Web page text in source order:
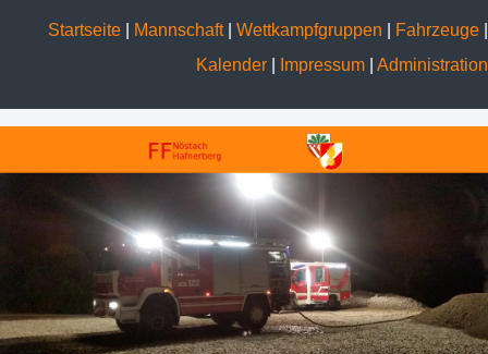
Startseite Mannschaft| Wettkampfgruppen Fahrzeuge
Kalender
Impressum Administration